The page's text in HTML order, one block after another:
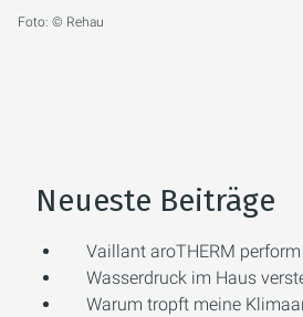
Foto: © Rehau
Neueste Beiträge
Vaillant aroTHERM perform
Wasserdruck im Haus
Warum tropft meine